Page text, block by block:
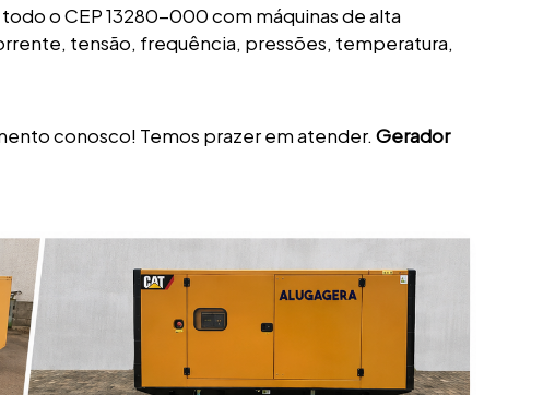
o CEP 13280-000 com máquinas de alta
tensão, frequência, pressões, temperatura,
conosco! Temos prazer em atender. Gerador